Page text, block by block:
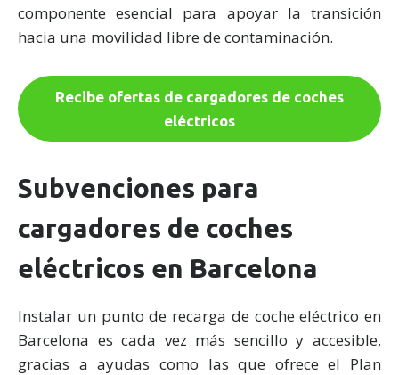
componente esencial para apoyar la transición
hacia una movilidad libre de contaminación.
Recibe ofertas de cargadores de coches
eléctricos
Subvenciones para
cargadores de coches
eléctricos en Barcelona
Instalar un punto de recarga de coche eléctrico en
Barcelona es cada vez más sencillo y accesible,
gracias a ayudas como las que ofrece el Plan